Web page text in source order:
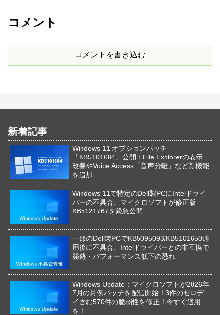
コメント
コメントを書き込む
新着記事
Windows 11 オプションパッチ
「KB5101684」公開：File Explorerの表示
改善やVoice Access「音声分離」など新機能
を追加
Windows 11で特定のDell製PCにIntelドライ
バーの不具合、マイクロソフトが修正版
KB5121767を緊急公開
一部のDell製PCでKB5095093/KB5101650適
用後に不具合、Intelドライバーとの非互換で
発熱・パフォーマンス低下の恐れ
Windows Update：マイクロソフトが2026年
7月の月例パッチを配信開始！3件のゼロデ
イ含む570件の脆弱性を修正！今すぐ適用
を！